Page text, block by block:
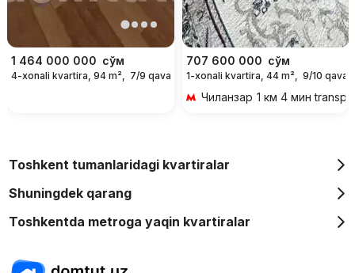
1 464 000 000 сўм
4-xonali kvartira, 94 m², 7/9 qavat
707 600 000 сўм
1-xonali kvartira, 44 m², 9/10 qavat
Чиланзар 1 км 4 мин
Toshkent tumanlaridagi kvartiralar
Shuningdek qarang
Toshkentda metroga yaqin kvartiralar